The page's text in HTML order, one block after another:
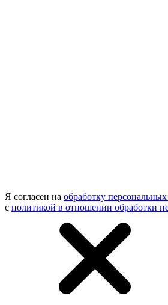
Я согласен на обработку
с политикой в отношении обработки